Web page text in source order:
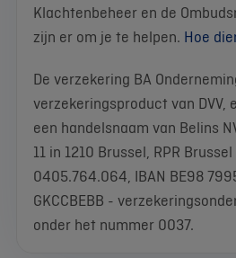
Klachtenbeheer en de
zijn er om je te helpen. Hoe
De verzekering BA
verzekeringsproduct van DVV,
een handelsnaam van Belins
11 in 1210 Brussel, RPR Brussel
0405.764.064, IBAN BE98
GKCCBEBB -
onder het nummer 0037.